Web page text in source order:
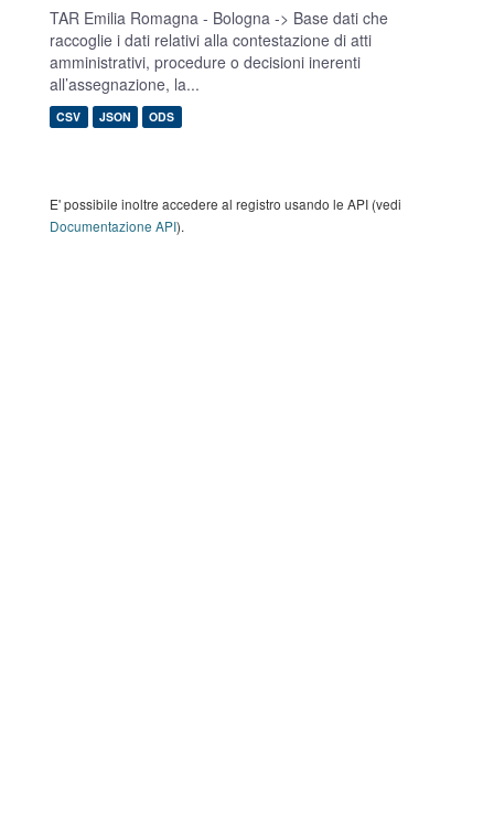
TAR Emilia Romagna - Bologna -> Base dati che
raccoglie i dati relativi alla contestazione di atti
amministrativi, procedure o decisioni inerenti
all’assegnazione, la...
CSV JSON ODS
E' possibile inoltre accedere al registro usando le API (vedi
Documentazione API).